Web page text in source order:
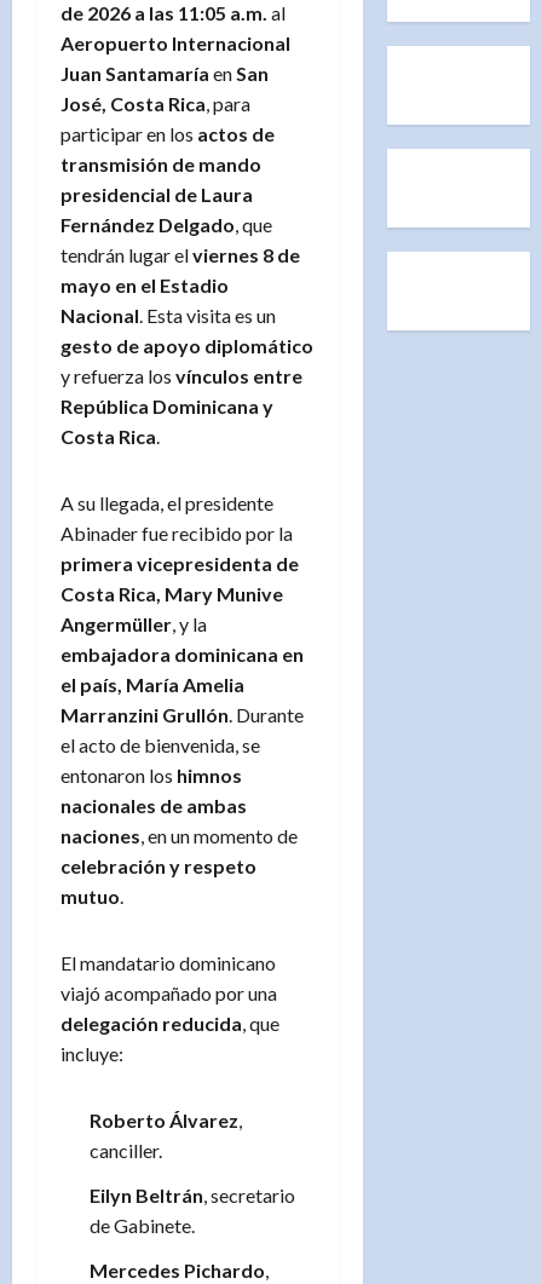
de 2026 a las 11:05 a.m. al
Aeropuerto Internacional
Juan Santamaría enSan
José, Costa Rica, para
participar en los actos de
transmisión de mando
presidencial de Laura
Fernández Delgado, que
tendrán lugar elviernes 8 de
mayo en el Estadio
Nacional. Esta visita es un
gesto de apoyo diplomático
y refuerza los vínculos entre
República Dominicana y
Costa Rica.
A su llegada, el presidente
Abinader fue recibido por la
primera vicepresidenta de
Costa Rica, Mary Munive
Angermüller, y la
embajadora dominicana en
el país, María Amelia
Marranzini Grullón. Durante
el acto de bienvenida, se
entonaron los himnos
nacionales de ambas
naciones, en un momento de
celebración y respeto
mutuo.
El mandatario dominicano
viajó acompañado por una
delegación reducida, que
incluye:
Roberto Álvarez,
canciller.
Eilyn Beltrán, secretario
de Gabinete.
Mercedes Pichardo,